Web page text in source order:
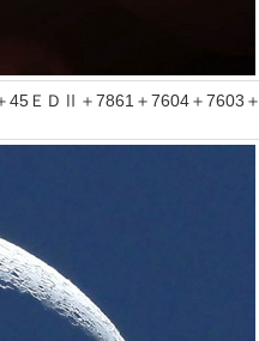
ＥＤⅡ＋7861＋7604＋7603＋